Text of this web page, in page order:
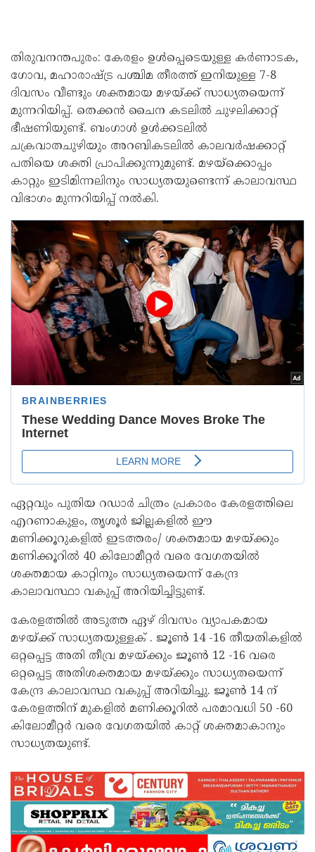
തിരുവനന്തപുരം: കേരളം ഉൾപ്പെടെയുള്ള കർണാടക,
ഗോവ, മഹാരാഷ്ട്ര പശ്ചിമ തീരത്ത് ഇനിയുള്ള 7-8
ദിവസം വീണ്ടും ശക്തമായ മഴയ്ക്ക് സാധ്യതയെന്ന്
മുന്നറിയിപ്പ്. തെക്കൻ ചൈന കടലിൽ ചുഴലിക്കാറ്റ്
ഭീഷണിയുണ്ട്. ബംഗാൾ ഉൾക്കടലിൽ
ചക്രവാതചുഴിയും അറബികടലിൽ കാലവർഷക്കാറ്റ്
പതിയെ ശക്തി പ്രാപിക്കുന്നുമുണ്ട്. മഴയ്ക്കൊപ്പം
കാറ്റും ഇടിമിന്നലിനും സാധ്യതയുണ്ടെന്ന് കാലാവസ്ഥ
വിഭാഗം മുന്നറിയിപ്പ് നൽകി.
ഏറ്റവും പുതിയ റഡാർ ചിത്രം പ്രകാരം കേരളത്തിലെ
എറണാകുളം, തൃശൂർ ജില്ലകളിൽ ഈ
മണിക്കൂറുകളിൽ ഇടത്തരം/ ശക്തമായ മഴയ്ക്കും
മണിക്കൂറിൽ 40 കിലോമീറ്റർ വരെ വേഗതയിൽ
ശക്തമായ കാറ്റിനും സാധ്യതയെന്ന് കേന്ദ്ര
കാലാവസ്ഥാ വകുപ്പ് അറിയിച്ചിട്ടുണ്ട്.
കേരളത്തിൽ അടുത്ത ഏഴ് ദിവസം വ്യാപകമായ
മഴയ്ക്ക് സാധ്യതയുള്ളക് . ജൂൺ 14 -16 തീയതികളിൽ
ഒറ്റപ്പെട്ട അതി തീവ്ര മഴയ്ക്കും ജൂൺ 12 -16 വരെ
ഒറ്റപ്പെട്ട അതിശക്തമായ മഴയ്ക്കും സാധ്യതയെന്ന്
കേന്ദ്ര കാലാവസ്ഥ വകുപ്പ് അറിയിച്ചു. ജൂൺ 14 ന്
കേരളത്തിന് മുകളിൽ മണിക്കൂറിൽ പരമാവധി 50 -60
കിലോമീറ്റർ വരെ വേഗതയിൽ കാറ്റ് ശക്തമാകാനും
സാധ്യതയുണ്ട്.